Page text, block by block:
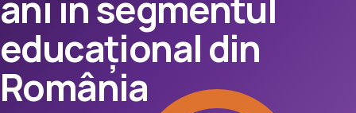
educațional din
România